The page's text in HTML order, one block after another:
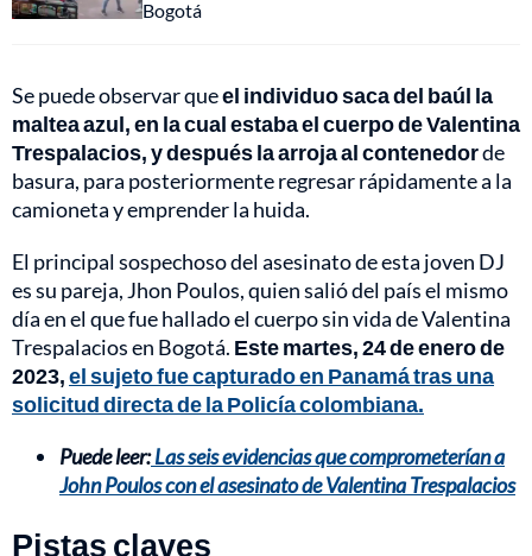
Bogotá
Se puede observar queel individuo saca del baúl la
maltea azul, en la cual estaba el cuerpo de Valentina
Trespalacios, y después la arroja al contenedorde
basura, para posteriormente regresar rápidamente a la
camioneta y emprender la huida.
El principal sospechoso del asesinato de esta joven DJ
es su pareja, Jhon Poulos, quien salió del país el mismo
día en el que fue hallado el cuerpo sin vida de Valentina
Trespalacios en Bogotá. Este martes, 24 de enero de
2023,el sujeto fue capturado en Panamá tras una
solicitud directa de la Policía colombiana.
Puede leer:Las seis evidencias que comprometerían a
John Poulos con el asesinato de Valentina Trespalacios
Pistas claves